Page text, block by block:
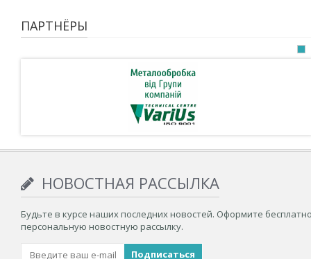
ПАРТНЁРЫ
НОВОСТНАЯ РАССЫЛКА
Будьте в курсе наших последних новостей. Оформите
персональную новостную рассылку.